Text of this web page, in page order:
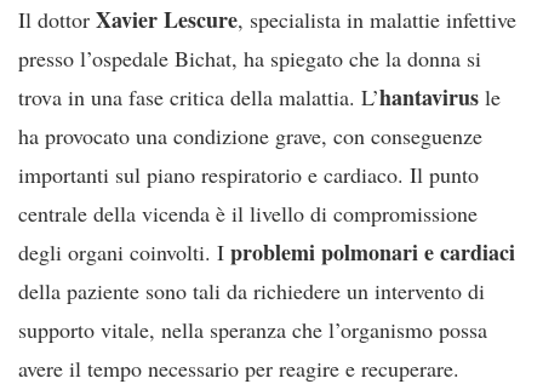
Il dottor Xavier Lescure, specialista in malattie infettive
presso l’ospedale Bichat, ha spiegato che la donna si
trova in una fase critica della malattia. L’hantavirus le
ha provocato una condizione grave, con conseguenze
importanti sul piano respiratorio e cardiaco. Il punto
centrale della vicenda è il livello di compromissione
degli organi coinvolti. I problemi polmonari e cardiaci
della paziente sono tali da richiedere un intervento di
supporto vitale, nella speranza che l’organismo possa
avere il tempo necessario per reagire e recuperare.